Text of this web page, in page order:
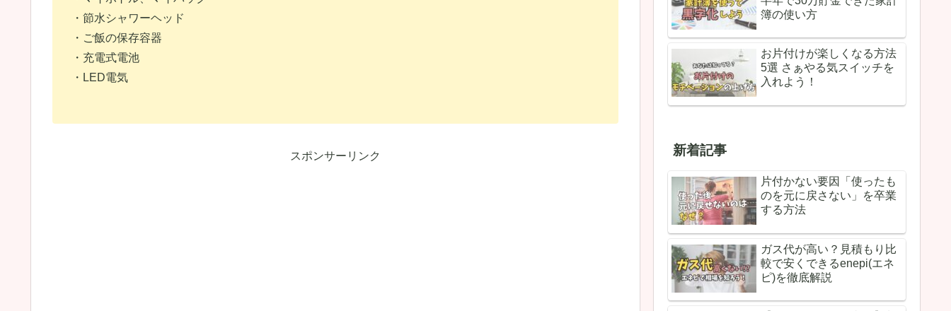
・節水シャワーヘッド
・ご飯の保存容器
・充電式電池
・LED電気
スポンサーリンク
簿の使い方
お片付けが楽しくなる方法
5選 さぁやる気スイッチを
入れよう！
新着記事
片付かない要因「使ったも
のを元に戻さない」を卒業
する方法
ガス代が高い？見積もり比
較で安くできるenepi(エネ
ピ)を徹底解説